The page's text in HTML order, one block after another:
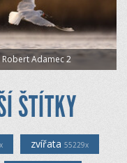
Robert Adamec 2
ŠTÍTKY
zvířata 55229x